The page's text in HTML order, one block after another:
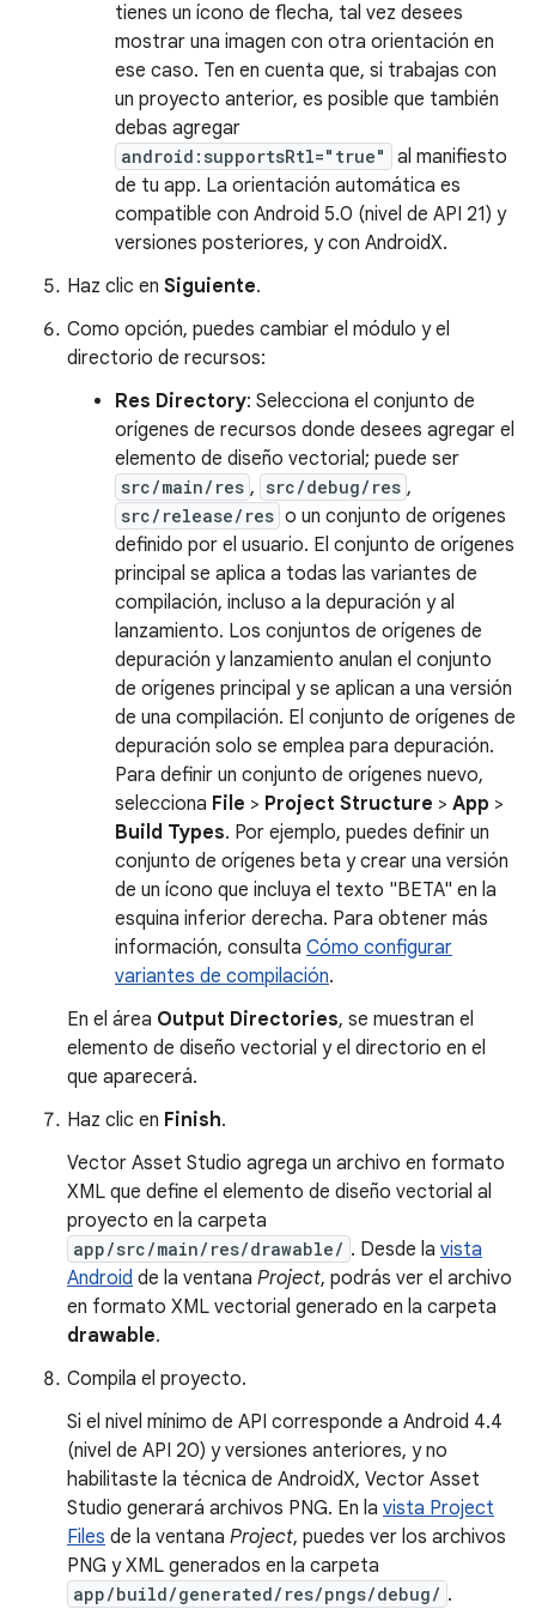
tienes un ícono de flecha, tal vez desees
mostrar una imagen con otra orientación en
ese caso. Ten en cuenta que, si trabajas con
un proyecto anterior, es posible que también
debas agregar
android:supportsRtl="true"
al manifiesto
de tu app. La orientación automática es
compatible con Android 5.0 (nivel de API 21) y
versiones posteriores, y con AndroidX.
Haz clic en Siguiente.
Como opción, puedes cambiar el módulo y el
directorio de recursos:
Res Directory: Selecciona el conjunto de
orígenes de recursos donde desees agregar el
elemento de diseño vectorial; puede ser
src/main/res , src/debug/res ,
src/release/res o un conjunto de orígenes
definido por el usuario. El conjunto de orígenes
principal se aplica a todas las variantes de
compilación, incluso a la depuración y al
lanzamiento. Los conjuntos de orígenes de
depuración y lanzamiento anulan el conjunto
de orígenes principal y se aplican a una versión
de una compilación. El conjunto de orígenes de
depuración solo se emplea para depuración.
Para definir un conjunto de orígenes nuevo,
selecciona File > Project Structure > App >
Build Types. Por ejemplo, puedes definir un
conjunto de orígenes beta y crear una versión
de un ícono que incluya el texto "BETA" en la
esquina inferior derecha. Para obtener más
información, consulta Cómo configurar
variantes de compilación.
En el área Output Directories, se muestran el
elemento de diseño vectorial y el directorio en el
que aparecerá.
Haz clic en Finish.
Vector Asset Studio agrega un archivo en formato
XML que define el elemento de diseño vectorial al
proyecto en la carpeta
app/src/main/res/drawable/ . Desde la vista
Android de la ventana Project, podrás ver el archivo
en formato XML vectorial generado en la carpeta
drawable.
Compila el proyecto.
Si el nivel mínimo de API corresponde a Android 4.4
(nivel de API 20) y versiones anteriores, y no
habilitaste la técnica de AndroidX, Vector Asset
Studio generará archivos PNG. En la vista Project
Files de la ventana Project, puedes ver los archivos
PNG y XML generados en la carpeta
app/build/generated/res/pngs/debug/ .